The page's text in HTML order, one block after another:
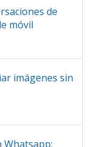
de
móvil
imágenes sin